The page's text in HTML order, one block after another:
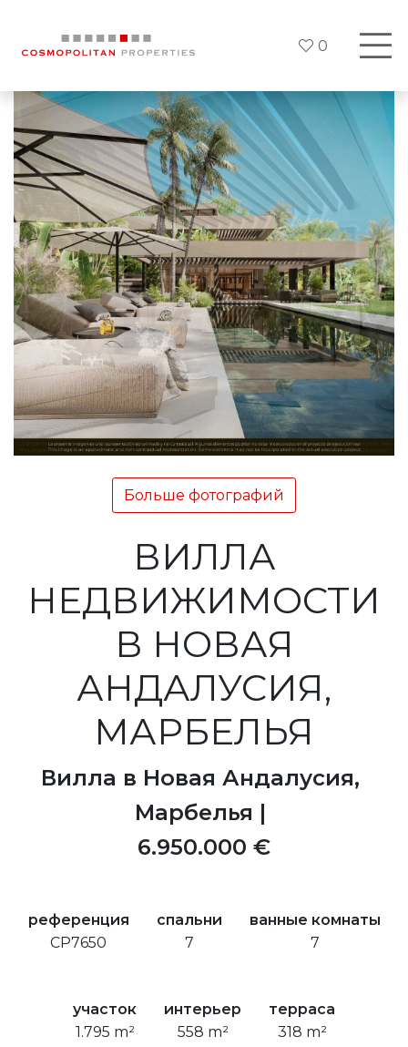
0
Previous Next
Больше фотографий
ВИЛЛА
НЕДВИЖИМОСТИ
В НОВАЯ
АНДАЛУСИЯ,
МАРБЕЛЬЯ
Вилла в Новая Андалусия,
Марбелья |
6.950.000 €
референция
CP7650
спальни
7
ванные комнаты
7
участок
1.795 m²
интерьер
558 m²
терраса
318 m²